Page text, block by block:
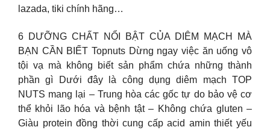
lazada, tiki chính hãng…
6 DƯỠNG CHẤT NỔI BẬT CỦA DIÊM MẠCH MÀ
BẠN CẦN BIẾT Topnuts Dừng ngay việc ăn uống vô
tội vạ mà không biết sản phẩm chứa những thành
phần gì Dưới đây là công dụng diêm mạch TOP
NUTS mang lại – Trung hòa các gốc tự do bảo vệ cơ
thể khỏi lão hóa và bệnh tật – Không chứa gluten –
Giàu protein đồng thời cung cấp acid amin thiết yếu